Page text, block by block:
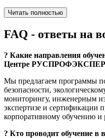
Читать полностью
FAQ - ответы на
? Какие направления
Центре
Мы предлагаем программы
безопасности,
мониторингу, инженерным
экспертизе и сертификации
корпоративному обучению и
? Кто проводит обучение в